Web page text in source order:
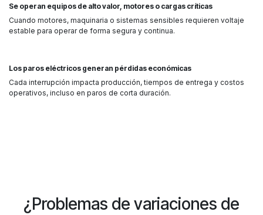
Se operan equipos de alto valor, motores o cargas críticas
Cuando motores, maquinaria o sistemas sensibles requieren voltaje
estable para operar de forma segura y continua.
Los paros eléctricos generan pérdidas económicas
Cada interrupción impacta producción, tiempos de entrega y costos
operativos, incluso en paros de corta duración.
¿Problemas de variaciones de